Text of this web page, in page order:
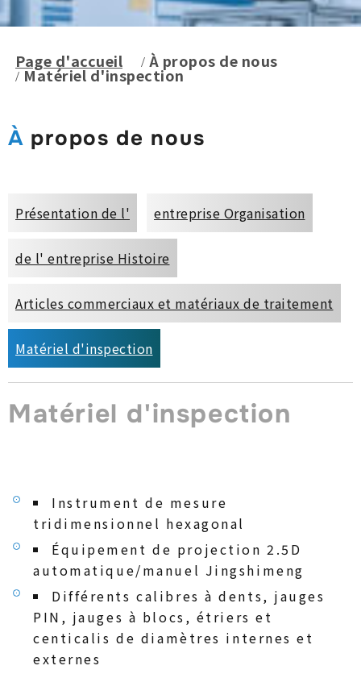
À propos de nous
Page d'accueil À propos de nous
Matériel d'inspection
Présentation de l' entreprise Organisation
de l' entreprise Histoire
Articles commerciaux et matériaux de traitement
Matériel d'inspection
Matériel d'inspection
Instrument de mesure
tridimensionnel hexagonal
Équipement de projection 2.5D
automatique/manuel Jingshimeng
Différents calibres à dents, jauges
PIN, jauges à blocs, étriers et
centicalis de diamètres internes et
externes